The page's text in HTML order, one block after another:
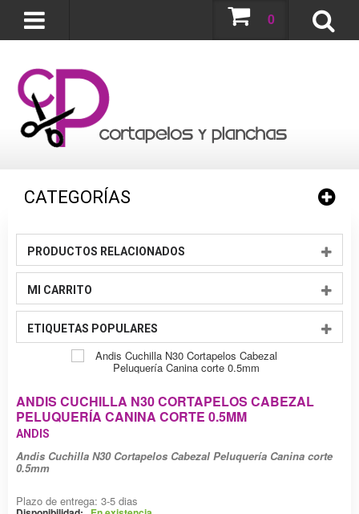
0
CATEGORÍAS
PRODUCTOS RELACIONADOS
MI CARRITO
ETIQUETAS POPULARES
ANDIS CUCHILLA N30 CORTAPELOS CABEZAL
PELUQUERÍA CANINA CORTE 0.5MM
ANDIS
Andis Cuchilla N30 Cortapelos Cabezal Peluquería Canina corte
0.5mm
Plazo de entrega: 3-5 dias